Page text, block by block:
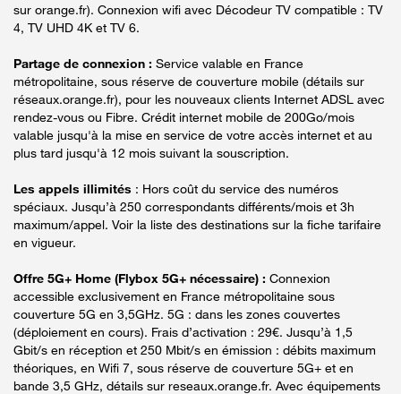
sur orange.fr). Connexion wifi avec Décodeur TV compatible : TV
4, TV UHD 4K et TV 6.
Partage de connexion : Service valable en France
métropolitaine, sous réserve de couverture mobile (détails sur
réseaux.orange.fr), pour les nouveaux clients Internet ADSL avec
rendez-vous ou Fibre. Crédit internet mobile de 200Go/mois
valable jusqu'à la mise en service de votre accès internet et au
plus tard jusqu'à 12 mois suivant la souscription.
Les appels illimités : Hors coût du service des numéros
spéciaux. Jusqu’à 250 correspondants différents/mois et 3h
maximum/appel. Voir la liste des destinations sur la fiche tarifaire
en vigueur.
Offre 5G+ Home (Flybox 5G+ nécessaire) : Connexion
accessible exclusivement en France métropolitaine sous
couverture 5G en 3,5GHz. 5G : dans les zones couvertes
(déploiement en cours). Frais d’activation : 29€. Jusqu’à 1,5
Gbit/s en réception et 250 Mbit/s en émission : débits maximum
théoriques, en Wifi 7, sous réserve de couverture 5G+ et en
bande 3,5 GHz, détails sur reseaux.orange.fr. Avec équipements